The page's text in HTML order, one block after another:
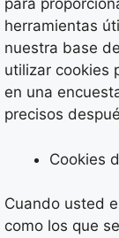
para
herramientas
nuestra base
utilizar cookies
en una
precisos
Cookies
Cuando usted
como los que